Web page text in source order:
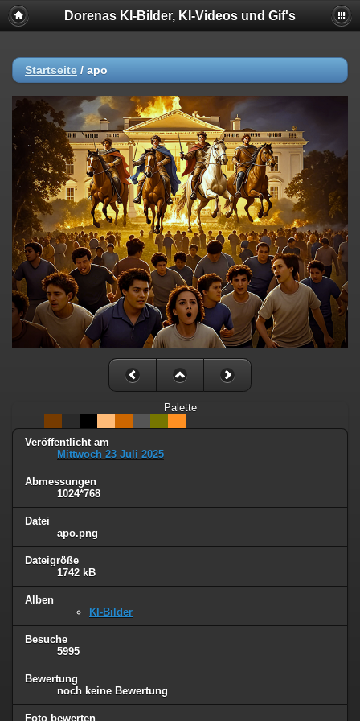
Dorenas KI-Bilder, KI-Videos und Gif's
Startseite / apo
Palette
Veröffentlicht am
Mittwoch 23 Juli 2025
Abmessungen
1024*768
Datei
apo.png
Dateigröße
1742 kB
Alben
KI-Bilder
Besuche
5995
Bewertung
noch keine Bewertung
Foto bewerten